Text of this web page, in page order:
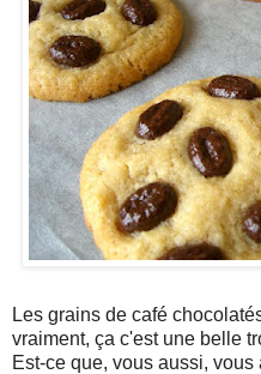
Les grains de café
vraiment, ça c'est une belle
Est-ce que, vous aussi,